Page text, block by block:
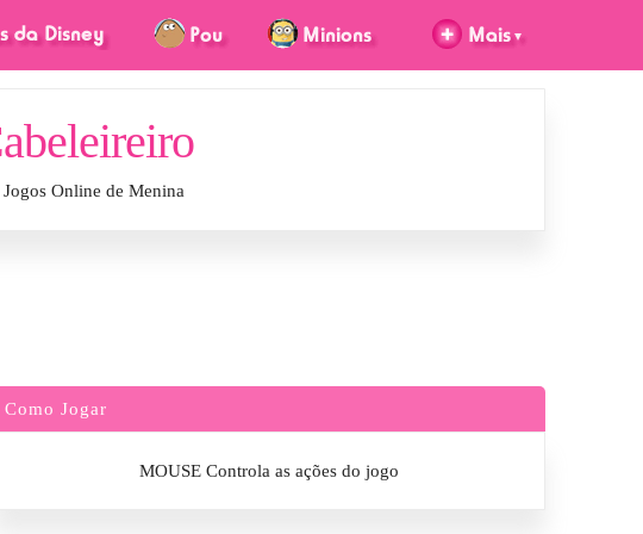
Online de Menina
Como Jogar
MOUSE Controla as ações do jogo